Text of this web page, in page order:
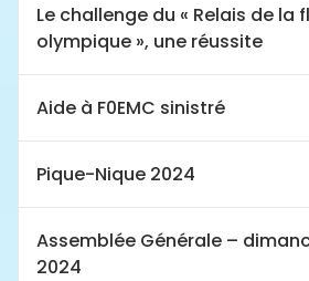
Le challenge du « Relais de la
olympique », une réussite
Aide à F0EMC sinistré
Pique-Nique 2024
Assemblée Générale –
2024